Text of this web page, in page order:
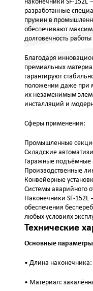
наконечники SF-
разработанные
пружин в
обеспечивают
долговечность
Благодаря
премиальных
гарантируют
положении даже при
их незаменимым
инсталляций и
Сферы применения:
Промышленные
Складские
Гаражные
Производственные
Конвейерные
Системы аварийного
Наконечники SF-
обеспечения
любых условиях
Технические
Основные
• Длина
• Материал: